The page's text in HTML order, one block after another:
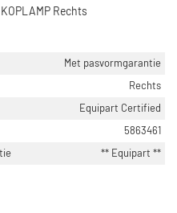
KOPLAMP Rechts
Met pasvormgarantie
Rechts
Equipart Certified
5863461
** Equipart **